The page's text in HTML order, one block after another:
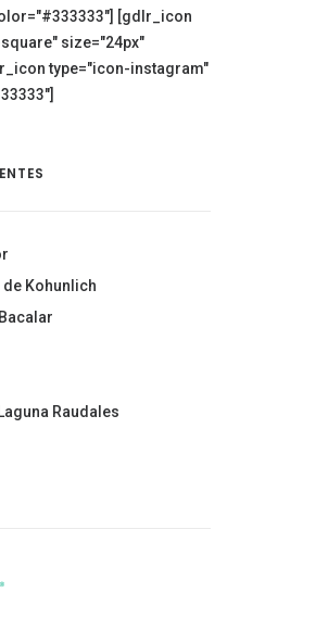
[gdlr_icon
size="24px"
type="icon-instagram"
Kohunlich
Raudales